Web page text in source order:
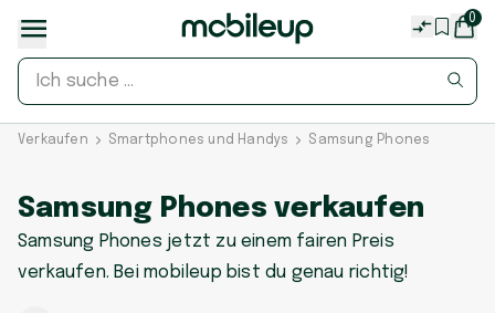
0
Verkaufen Smartphones und Handys Samsung Phones
Samsung Phones verkaufen
Samsung Phones jetzt zu einem fairen Preis
verkaufen. Bei mobileup bist du genau richtig!